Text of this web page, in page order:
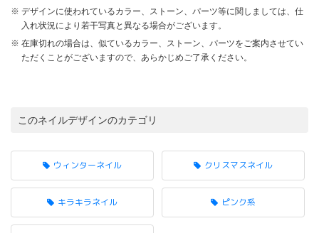
デザインに使われているカラー、ストーン、パーツ等に関しましては、仕
入れ状況により若干写真と異なる場合がございます。
在庫切れの場合は、似ているカラー、ストーン、パーツをご案内させてい
ただくことがございますので、あらかじめご了承ください。
このネイルデザインのカテゴリ
ウィンターネイル クリスマスネイル
キラキラネイル ピンク系